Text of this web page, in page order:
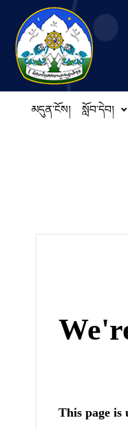
Skip to main content
མདུན་ངོས། སློབ་དེབ།